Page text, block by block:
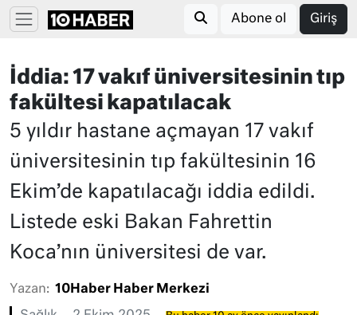
Abone ol Giriş
İddia: 17 vakıf üniversitesinin tıp
fakültesi kapatılacak
5 yıldır hastane açmayan 17 vakıf
üniversitesinin tıp fakültesinin 16
Ekim’de kapatılacağı iddia edildi.
Listede eski Bakan Fahrettin
Koca’nın üniversitesi de var.
Yazan: 10Haber Haber Merkezi